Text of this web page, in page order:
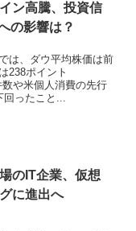
ン高騰、投資信
の影響は？
は、ダウ平均株価は前
238ポイント
数や米個人消費の先行
ったこと...
のIT企業、仮想
に進出へ